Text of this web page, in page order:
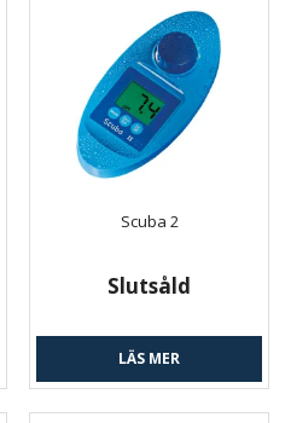
Scuba 2
Slutsåld
LÄS MER